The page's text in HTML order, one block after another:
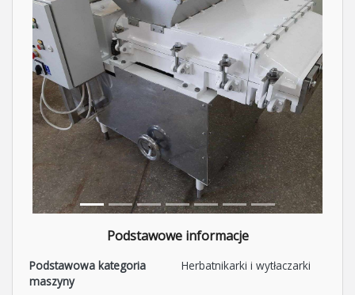
Podstawowe informacje
Podstawowa kategoria
maszyny
Herbatnikarki i wytłaczarki